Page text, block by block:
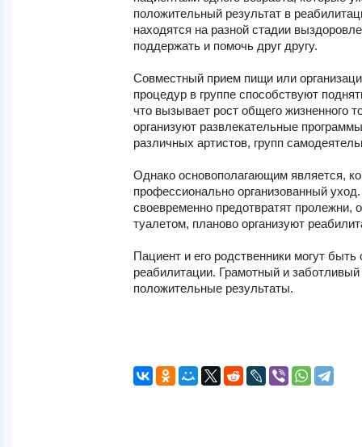
положительный результат в
находятся на разной стадии
поддержать и помочь друг другу.
Совместный прием пищи или
процедур в группе способствуют
что вызывает рост общего жизненного
организуют развлекательные
различных артистов, групп
Однако основополагающим является,
профессионально организованный
своевременно предотвратят пролежни,
туалетом, планово организуют
Пациент и его родственники могут
реабилитации. Грамотный и
положительные результаты.